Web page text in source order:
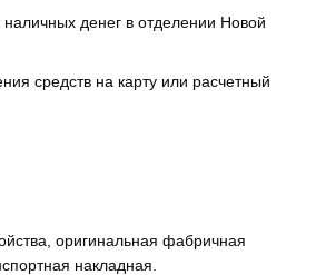
денег в отделении Новой
средств на карту или расчетный
оригинальная фабричная
накладная.